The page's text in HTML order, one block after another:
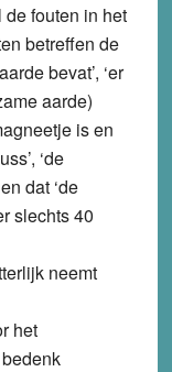
fouten in het
betreffen de
bevat’, ‘er
aarde)
is en
‘de
dat ‘de
slechts 40
neemt
het